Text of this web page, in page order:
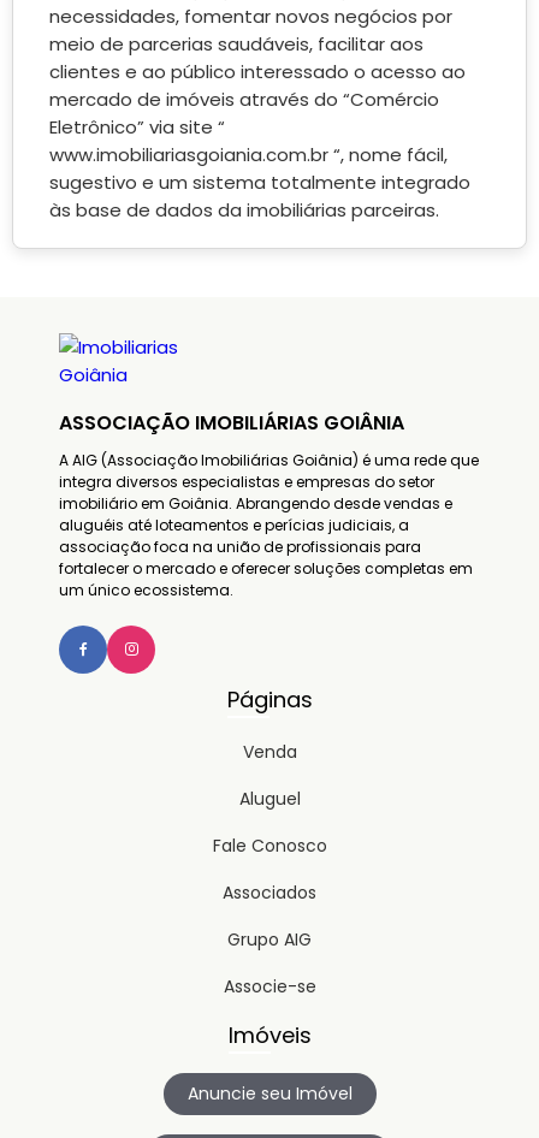
necessidades, fomentar novos negócios por
meio de parcerias saudáveis, facilitar aos
clientes e ao público interessado o acesso ao
mercado de imóveis através do “Comércio
Eletrônico” via site “
www.imobiliariasgoiania.com.br “, nome fácil,
sugestivo e um sistema totalmente integrado
às base de dados da imobiliárias parceiras.
ASSOCIAÇÃO IMOBILIÁRIAS GOIÂNIA
A AIG (Associação Imobiliárias Goiânia) é uma rede que
integra diversos especialistas e empresas do setor
imobiliário em Goiânia. Abrangendo desde vendas e
aluguéis até loteamentos e perícias judiciais, a
associação foca na união de profissionais para
fortalecer o mercado e oferecer soluções completas em
um único ecossistema.
Páginas
Venda
Aluguel
Fale Conosco
Associados
Grupo AIG
Associe-se
Imóveis
Anuncie seu Imóvel